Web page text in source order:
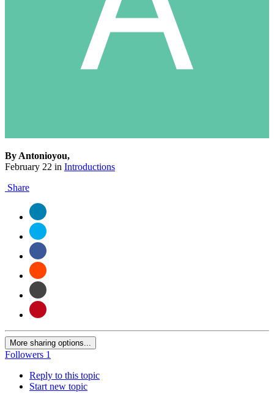
By Antonioyou,
February 22 in Introductions
Share
More sharing options...
Followers 1
Reply to this topic
Start new topic